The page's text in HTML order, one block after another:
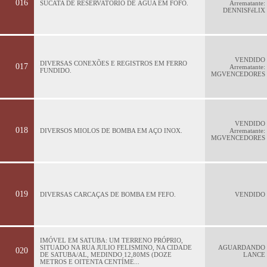
016 SUCATA DE RESERVATÓRIO DE ÁGUA EM FOFO.
Arrematante:
DENNISFéLIX
017
DIVERSAS CONEXÕES E REGISTROS EM FERRO
FUNDIDO.
VENDIDO
Arrematante:
MGVENCEDORES
018 DIVERSOS MIOLOS DE BOMBA EM AÇO INOX.
VENDIDO
Arrematante:
MGVENCEDORES
019 DIVERSAS CARCAÇAS DE BOMBA EM FEFO. VENDIDO
020
IMÓVEL EM SATUBA: UM TERRENO PRÓPRIO,
SITUADO NA RUA JULIO FELISMINO, NA CIDADE
DE SATUBA/AL, MEDINDO 12,80MS (DOZE
METROS E OITENTA CENTÍME...
AGUARDANDO
LANCE